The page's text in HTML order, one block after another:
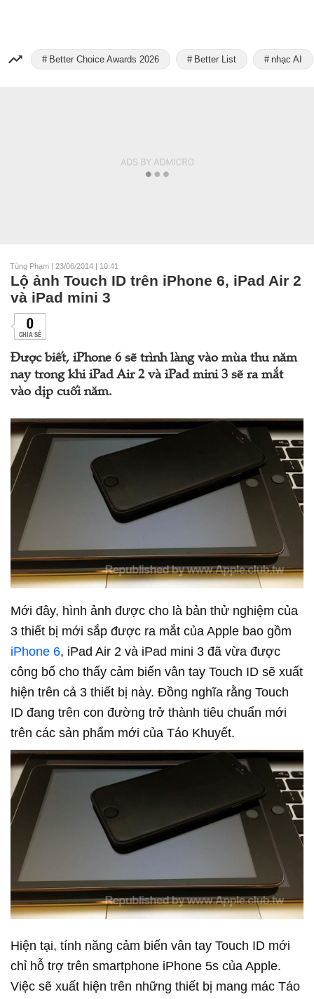
Better Choice Awards 2026 Better List nhạc AI
Tùng Phạm | 23/06/2014 | 10:41
Lộ ảnh Touch ID trên iPhone 6, iPad Air 2
và iPad mini 3
0
CHIA SẺ
Được biết, iPhone 6 sẽ trình làng vào mùa thu năm
nay trong khi iPad Air 2 và iPad mini 3 sẽ ra mắt
vào dịp cuối năm.
Mới đây, hình ảnh được cho là bản thử nghiệm của
3 thiết bị mới sắp được ra mắt của Apple bao gồm
iPhone 6, iPad Air 2 và iPad mini 3 đã vừa được
công bố cho thấy cảm biến vân tay Touch ID sẽ xuất
hiện trên cả 3 thiết bị này. Đồng nghĩa rằng Touch
ID đang trên con đường trở thành tiêu chuẩn mới
trên các sản phẩm mới của Táo Khuyết.
Hiện tại, tính năng cảm biến vân tay Touch ID mới
chỉ hỗ trợ trên smartphone iPhone 5s của Apple.
Việc sẽ xuất hiện trên những thiết bị mang mác Táo